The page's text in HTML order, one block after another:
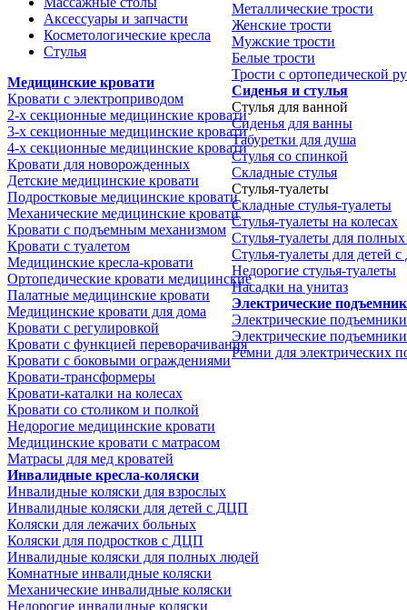
Аксессуары и запчасти
Косметологические кресла
Стулья
Медицинские кровати
Кровати с электроприводом
2-х секционные медицинские кровати
3-х секционные медицинские кровати
4-х секционные медицинские кровати
Кровати для новорожденных
Детские медицинские кровати
Подростковые медицинские кровати
Механические медицинские кровати
Кровати с подъемным механизмом
Кровати с туалетом
Медицинские крeсла-кровати
Ортопедические кровати медицинские
Палатные медицинские кровати
Медицинские кровати для дома
Кровати с регулировкой
Кровати с функцией переворачивания
Кровати с боковыми ограждениями
Кровати-трансформеры
Кровати-каталки на колесах
Кровати со столиком и полкой
Недорогие медицинские кровати
Медицинские кровати с матрасом
Матрасы для мед кроватей
Инвалидные кресла-коляски
Инвалидные коляски для взрослых
Инвалидные коляски для детей с ДЦП
Коляски для лежачих больных
Коляски для подростков с ДЦП
Инвалидные коляски для полных людей
Комнатные инвалидные коляски
Механические инвалидные коляски
Недорогие инвалидные коляски
Металлические трости
Женские трости
Мужские трости
Белые трости
Трости с ортопедической
Сиденья и стулья
Стулья для ванной
Сиденья для ванны
Табуретки для душа
Стулья со спинкой
Складные стулья
Стулья-туалеты
Складные стулья-туалеты
Стулья-туалеты на колесах
Стулья-туалеты для
Стулья-туалеты для детей
Недорогие стулья-туалеты
Насадки на унитаз
Электрические
Электрические
Электрические
Ремни для электрических